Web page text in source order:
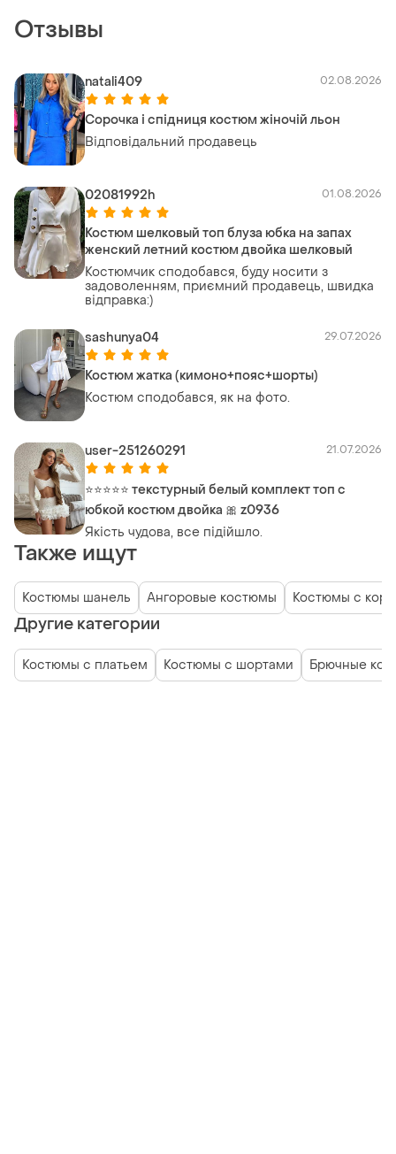
Отзывы
natali409 02.08.2026
Сорочка і спідниця костюм жіночій льон
Відповідальний продавець
02081992h 01.08.2026
Костюм шелковый топ блуза юбка на запах
женский летний костюм двойка шелковый
Костюмчик сподобався, буду носити з
задоволенням, приємний продавець, швидка
відправка:)
sashunya04 29.07.2026
Костюм жатка (кимоно+пояс+шорты)
Костюм сподобався, як на фото.
user-251260291 21.07.2026
⭐⭐⭐⭐⭐ текстурный белый комплект топ с
юбкой костюм двойка 🎀 z0936
Якість чудова, все підійшло.
Также ищут
Костюмы шанель Ангоровые костюмы Костюмы с
Другие категории
Костюмы с платьем Костюмы с шортами Брючные